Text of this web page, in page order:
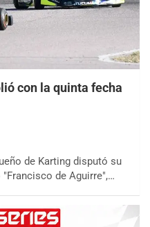
con la quinta fecha
de Karting disputó su
de Aguirre",…